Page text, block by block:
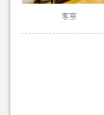
客室